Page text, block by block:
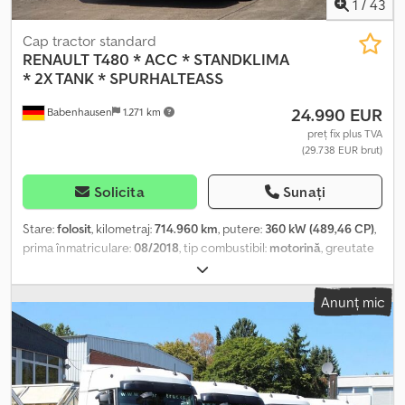
1 / 43
Babenhausen 1.271 km
Cap tractor standard
RENAULTT480 * ACC * STANDKLIMA
* 2X TANK * SPURHALTEASS
24.990 EUR
preț fix plus TVA
(29.738 EUR brut)
Solicita Sunați
Stare:folosit, kilometraj:714.960 km, putere: 360 kW (489,46 CP),
prima înmatriculare:08/2018, tip combustibil: motorină, greutate
, configurație ax:2 axe
(TÜV):05/2027, tip de angrenaj:automat, clasă de emisii:Euro 6,
An de fabricație:2018, Dotări:ABS, aer condiționat, filtru de
particule, program electronic de stabilitate (ESP), încălzitor
staționar, RENAULT T 480 ? ACC ? CLIMATIZARE STATIONARĂ ? 2
REZERVORE ? ASISTENT PENTRU MENȚINEREA BENZII ----
ISTORICUL VEHICULULUI VEHICUL DIN GERMANIA LA CERERE,
DISPONIBIL VIDEO ----Informații generale ? Kilometraj: 714.960 km
Anunț mic